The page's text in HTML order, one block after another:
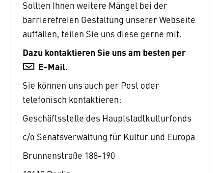
Sollten Ihnen weitere Mängel bei der
barrierefreien Gestaltung unserer Webseite
auffallen, teilen Sie uns diese gerne mit.
Dazu kontaktieren Sie uns am besten per
E-Mail.
Sie können uns auch per Post oder
telefonisch kontaktieren:
Geschäftsstelle des Hauptstadtkulturfonds
c/o Senatsverwaltung für Kultur und Europa
Brunnenstraße 188-190